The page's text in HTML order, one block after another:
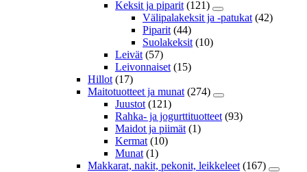
Keksit ja piparit (121)
Välipalakeksit ja -patukat (42)
Piparit (44)
Suolakeksit (10)
Leivät (57)
Leivonnaiset (15)
Hillot (17)
Maitotuotteet ja munat (274)
Juustot (121)
Rahka- ja jogurttituotteet (93)
Maidot ja piimät (1)
Kermat (10)
Munat (1)
Makkarat, nakit, pekonit, leikkeleet (167)